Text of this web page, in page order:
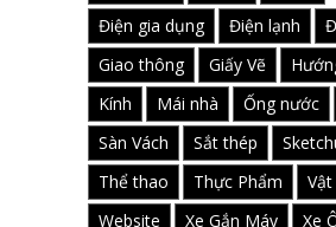
Điện gia dụng
Điện lạnh
Giao thông
Giấy Vẽ
Kính
Mái nhà Ống nước
Sàn Vách
Sắt thép
Thể thao
Thực Phẩm
Website
Xe Gắn Máy Xe